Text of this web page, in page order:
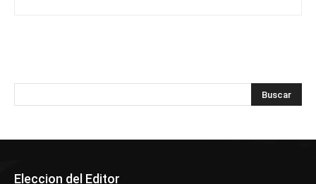
Eleccion del Editor